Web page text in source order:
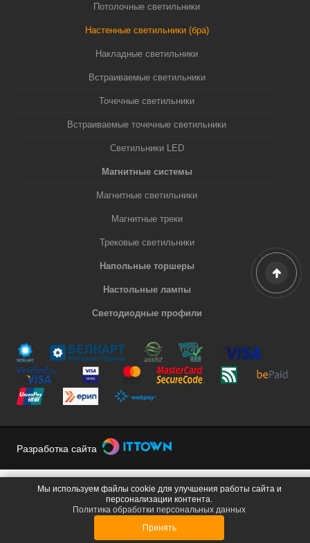
Потолочные светильники
Настенные светильники (бра)
Накладные светильники
Встраиваемые светильники
Точечные светильники
Встраиваемые точечные светильники
Светильники LED
Магнитные системы
Магнитные светильники
Магнитные треки
Трековые светильники
Напольные торшеры
Настольные лампы
Светодиодные профили
Разработка сайта
Мы используем файлы cookie для улучшения работы сайта и
персонализации контента.
Политика обработки персональных данных
Принять